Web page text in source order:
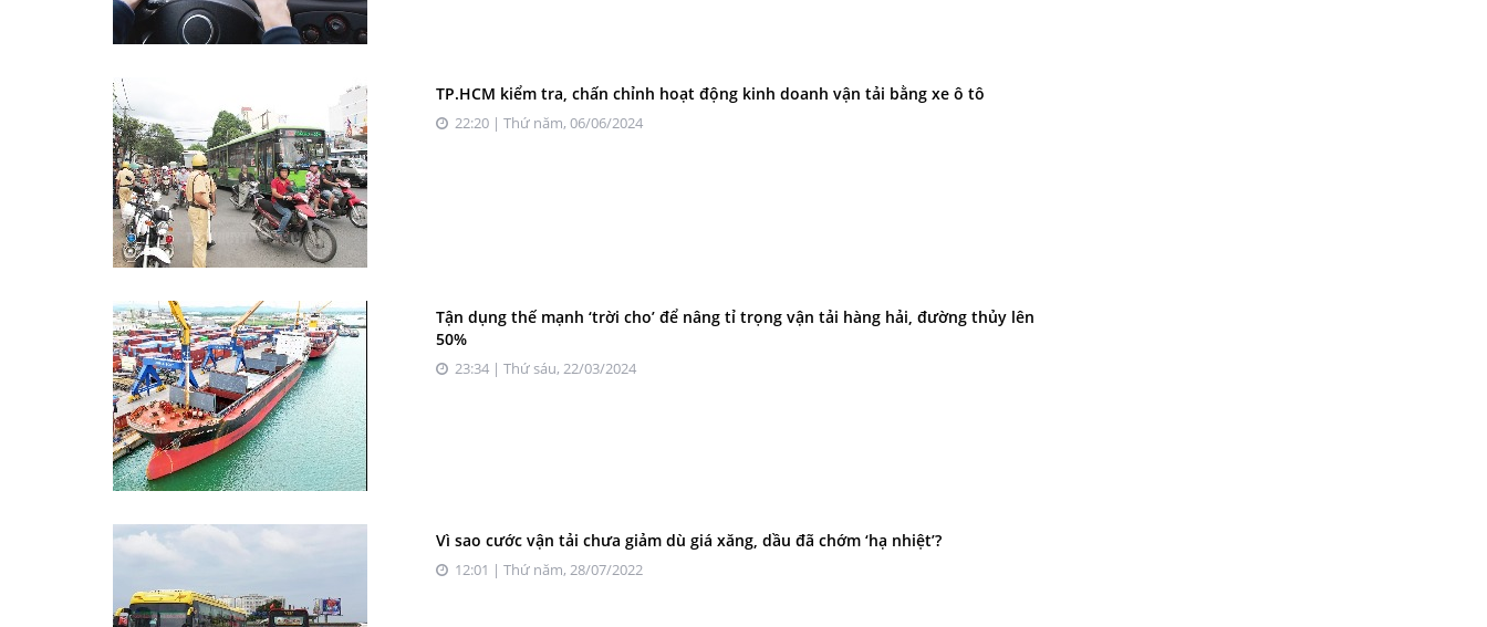
TP.HCM kiểm tra, chấn chỉnh hoạt động kinh doanh vận tải bằng xe ô tô
22:20 | Thứ năm, 06/06/2024
Tận dụng thế mạnh ‘trời cho’ để nâng tỉ trọng vận tải hàng hải, đường thủy lên
50%
23:34 | Thứ sáu, 22/03/2024
Vì sao cước vận tải chưa giảm dù giá xăng, dầu đã chớm ‘hạ nhiệt’?
12:01 | Thứ năm, 28/07/2022